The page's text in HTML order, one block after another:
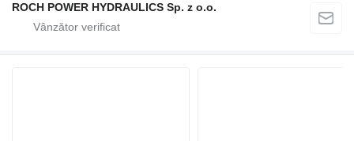
ROCH POWER HYDRAULICS Sp. z o.o.